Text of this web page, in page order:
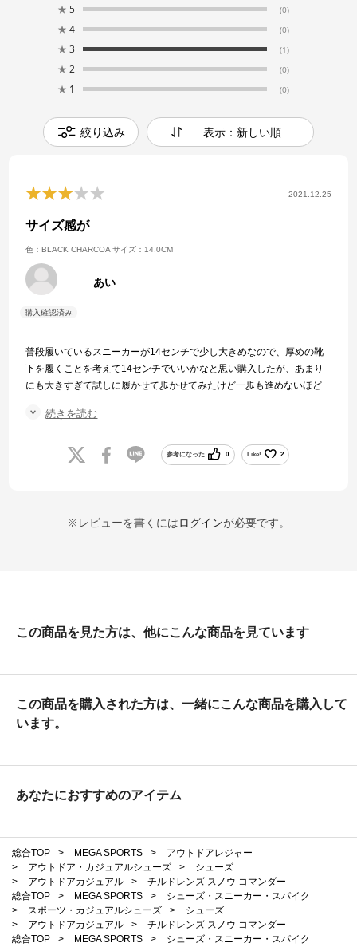
★ 5 (0)
★ 4 (0)
★ 3 (1)
★ 2 (0)
★ 1 (0)
絞り込み 表示：新しい順
2021.12.25
サイズ感が
色：BLACK CHARCOA サイズ：14.0CM
あい
普段履いているスニーカーが14センチで少し大きめなので、厚めの靴
下を履くことを考えて14センチでいいかなと思い購入したが、あまり
にも大きすぎて試しに履かせて歩かせてみたけど一歩も進めないほど
結局、普段15〜16センチを履いている子がちょうどサイズが合ったの
サイズの表記を見直してほしい。
続きを読む
参考になった 0 Like! 2
※レビューを書くにはログインが必要です。
この商品を見た方は、他にこんな商品を見ています
この商品を購入された方は、一緒にこんな商品を購入して
います。
あなたにおすすめのアイテム
総合TOP > MEGA SPORTS >
アウトドアレジャー
>
アウトドア・カジュアルシューズ >
シューズ
>
アウトドアカジュアル >
チルドレンズ スノウ コマンダー
総合TOP
> MEGA SPORTS >
シューズ・スニーカー・スパイク
>
スポーツ・カジュアルシューズ >
シューズ
>
アウトドアカジュアル >
チルドレンズ スノウ コマンダー
総合TOP
> MEGA SPORTS >
シューズ・スニーカー・スパイク